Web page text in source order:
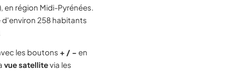
en région Midi-Pyrénées.
d'environ 258 habitants
les boutons + / − en
vue satellitevia les